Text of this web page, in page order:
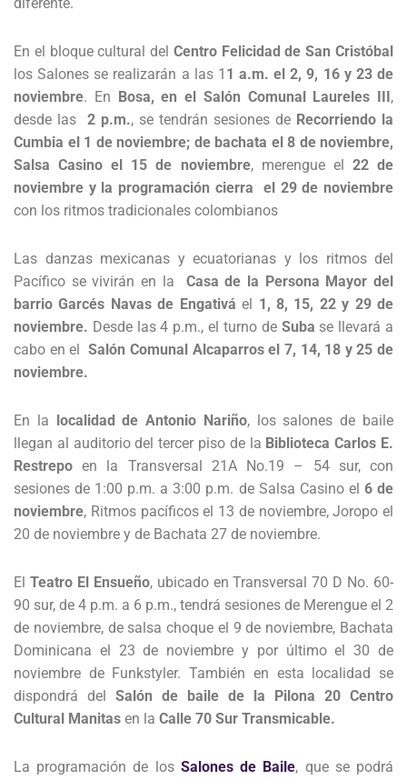
En el bloque cultural del Centro Felicidad de San Cristóbal
los Salones se realizarán a las 1 1 a.m. el 2, 9, 16 y 23 de
noviembre. En Bosa, en el Salón Comunal Laureles III ,
desde las 2 p.m., se tendrán sesiones de Recorriendo la
Cumbia el 1 de noviembre; de bachata el 8 de noviembre,
Salsa Casino el 15 de noviembre, merengue el 22 de
noviembre y la programación cierra el 29 de noviembre
con los ritmos tradicionales colombianos
Las danzas mexicanas y ecuatorianas y los ritmos del
Pacífico se vivirán en la Casa de la Persona Mayor del
barrio Garcés Navas de Engativá el 1, 8, 15, 22 y 29 de
noviembre. Desde las 4 p.m., el turno de Suba se llevará a
cabo en elSalón Comunal Alcaparros el 7, 14, 18 y 25 de
noviembre.
En la localidad de Antonio Nariño, los salones de baile
llegan al auditorio del tercer piso de la Biblioteca Carlos E.
Restrepo en la Transversal 21A No.19 – 54 sur, con
sesiones de 1:00 p.m. a 3:00 p.m. de Salsa Casino el 6 de
noviembre, Ritmos pacíficos el 13 de noviembre, Joropo el
20 de noviembre y de Bachata 27 de noviembre.
El Teatro El Ensueño, ubicado en Transversal 70 D No. 60-
90 sur, de 4 p.m. a 6 p.m., tendrá sesiones de Merengue el 2
de noviembre, de salsa choque el 9 de noviembre, Bachata
Dominicana el 23 de noviembre y por último el 30 de
noviembre de Funkstyler. También en esta localidad se
dispondrá del
Salón de baile de la Pilona 20 Centro
Cultural Manitas en la Calle 70 Sur Transmicable.
La programación de los Salones de Baile, que se podrá